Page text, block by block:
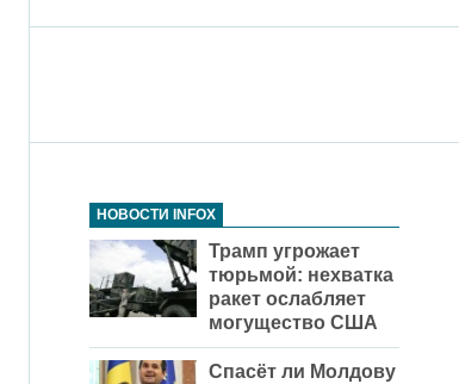
НОВОСТИ INFOX
Трамп угрожает
тюрьмой: нехватка
ракет ослабляет
могущество США
Спасёт ли Молдову